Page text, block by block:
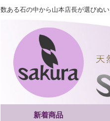
数ある石の中から山本店長が選びぬ
新着商品